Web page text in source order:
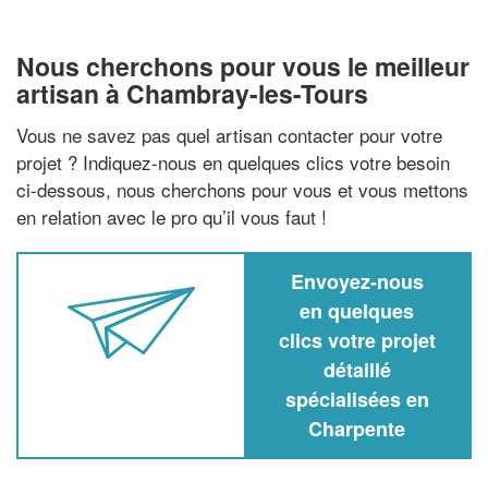
Nous cherchons pour vous le meilleur
artisan à Chambray-les-Tours
Vous ne savez pas quel artisan contacter pour votre
projet ? Indiquez-nous en quelques clics votre besoin
ci-dessous, nous cherchons pour vous et vous mettons
en relation avec le pro qu’il vous faut !
Envoyez-nous
en quelques
clics votre projet
détaillé
spécialisées en
Charpente